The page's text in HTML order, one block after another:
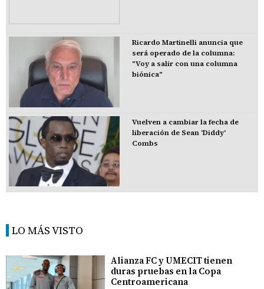
Ricardo Martinelli anuncia que
será operado de la columna:
"Voy a salir con una columna
biónica"
Vuelven a cambiar la fecha de
liberación de Sean 'Diddy'
Combs
LO MÁS VISTO
Alianza FC y UMECIT tienen
duras pruebas en la Copa
Centroamericana